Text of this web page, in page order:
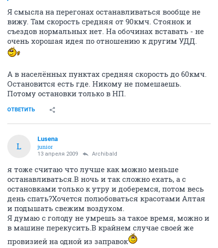
Я смысла на перегонах останавливаться вообще не
вижу. Там скорость средняя от 90кмч. Стоянок и
съездов нормальных нет. На обочинах вставать - не
очень хорошая идея по отношению к другим УДД.
А в населённых пунктах средняя скорость до 60кмч.
Остановится есть где. Никому не помешаешь.
Потому остановки только в НП.
ОТВЕТИТЬ
L
Lusena
junior
13 апреля 2009 Archibald
я тоже считаю что лучше как можно меньше
останавливаться.В ночь и так сложно ехать, а с
остановками только к утру и доберемся, потом весь
день спать?Хочется полюбоваться красотами Алтая
и подышать свежим воздухом.
Я думаю с голоду не умрешь за такое время, можно и
в машине перекусить.В крайнем случае своей же
провизией на одной из заправок